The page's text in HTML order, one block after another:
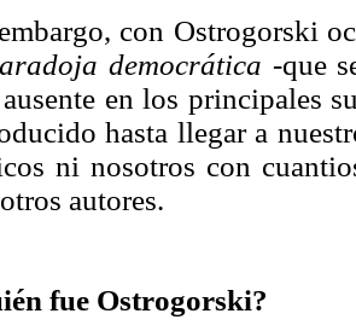
con Ostrogorski
democrática -que
ausente en los principales
hasta llegar a
ni nosotros con
autores.
fue Ostrogorski?